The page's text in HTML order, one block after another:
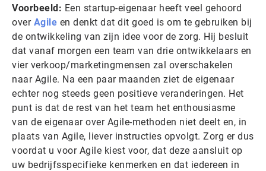
Voorbeeld: Een startup-eigenaar heeft veel gehoord
over Agile en denkt dat dit goed is om te gebruiken bij
de ontwikkeling van zijn idee voor de zorg. Hij besluit
dat vanaf morgen een team van drie ontwikkelaars en
vier verkoop/marketingmensen zal overschakelen
naar Agile. Na een paar maanden ziet de eigenaar
echter nog steeds geen positieve veranderingen. Het
punt is dat de rest van het team het enthousiasme
van de eigenaar over Agile-methoden niet deelt en, in
plaats van Agile, liever instructies opvolgt. Zorg er dus
voordat u voor Agile kiest voor, dat deze aansluit op
uw bedrijfsspecifieke kenmerken en dat iedereen in